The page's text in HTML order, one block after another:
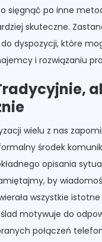
sięgnąć po inne
skuteczne.
dyspozycji, które
i rozwiązaniu
wielu z nas
środek
opisania
by
wszystkie
motywuje do
połączeń